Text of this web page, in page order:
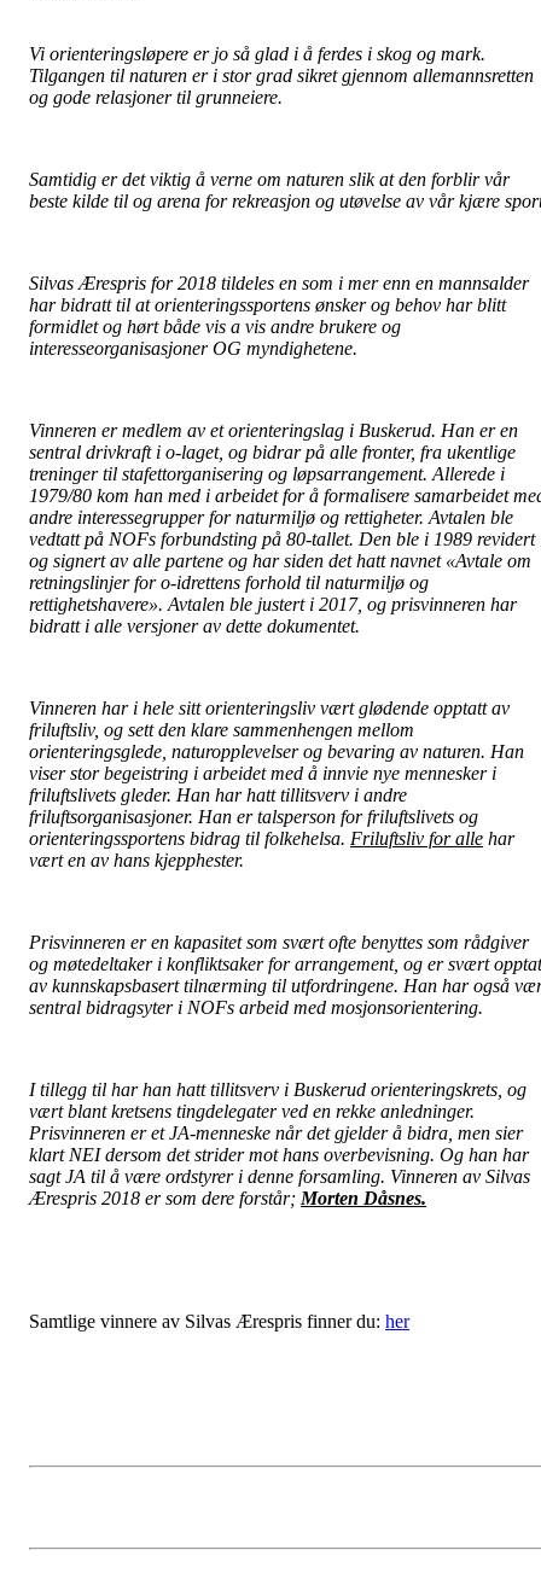
Vi orienteringsløpere er jo så glad i å ferdes i skog og mark.
Tilgangen til naturen er i stor grad sikret gjennom allemannsretten
og gode relasjoner til grunneiere.
Samtidig er det viktig å verne om naturen slik at den forblir vår
beste kilde til og arena for rekreasjon og utøvelse av vår kjære
Silvas Ærespris for 2018 tildeles en som i mer enn en mannsalder
har bidratt til at orienteringssportens ønsker og behov har blitt
formidlet og hørt både vis a vis andre brukere og
interesseorganisasjoner OG myndighetene.
Vinneren er medlem av et orienteringslag i Buskerud. Han er en
sentral drivkraft i o-laget, og bidrar på alle fronter, fra ukentlige
treninger til stafettorganisering og løpsarrangement. Allerede i
1979/80 kom han med i arbeidet for å formalisere samarbeidet
andre interessegrupper for naturmiljø og rettigheter. Avtalen ble
vedtatt på NOFs forbundsting på 80-tallet. Den ble i 1989 revidert
og signert av alle partene og har siden det hatt navnet «Avtale om
retningslinjer for o-idrettens forhold til naturmiljø og
rettighetshavere». Avtalen ble justert i 2017, og prisvinneren har
bidratt i alle versjoner av dette dokumentet.
Vinneren har i hele sitt orienteringsliv vært glødende opptatt av
friluftsliv, og sett den klare sammenhengen mellom
orienteringsglede, naturopplevelser og bevaring av naturen. Han
viser stor begeistring i arbeidet med å innvie nye mennesker i
friluftslivets gleder. Han har hatt tillitsverv i andre
friluftsorganisasjoner. Han er talsperson for friluftslivets og
orienteringssportens bidrag til folkehelsa. Friluftsliv for alle har
vært en av hans kjepphester.
Prisvinneren er en kapasitet som svært ofte benyttes som rådgiver
og møtedeltaker i konfliktsaker for arrangement, og er svært
av kunnskapsbasert tilnærming til utfordringene. Han har også
sentral bidragsyter i NOFs arbeid med mosjonsorientering.
I tillegg til har han hatt tillitsverv i Buskerud orienteringskrets, og
vært blant kretsens tingdelegater ved en rekke anledninger.
Prisvinneren er et JA-menneske når det gjelder å bidra, men sier
klart NEI dersom det strider mot hans overbevisning. Og han har
sagt JA til å være ordstyrer i denne forsamling. Vinneren av Silvas
Ærespris 2018 er som dere forstår; Morten Dåsnes.
Samtlige vinnere av Silvas Ærespris finner du: her